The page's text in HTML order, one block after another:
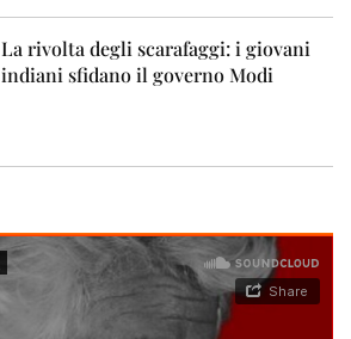
La rivolta degli scarafaggi: i giovani
indiani sfidano il governo Modi